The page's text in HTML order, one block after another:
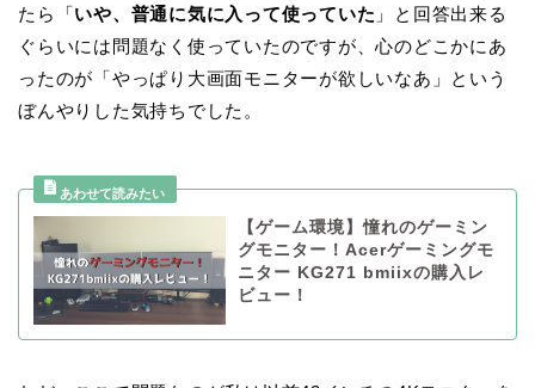
たら「いや、普通に気に入って使っていた 」と回答出来る
ぐらいには問題なく使っていたのですが、心のどこかにあ
ったのが「やっぱり大画面モニターが欲しいなあ」という
ぼんやりした気持ちでした。
【ゲーム環境】憧れのゲーミン
グモニター！Acerゲーミングモ
ニター KG271 bmiixの購入レ
ビュー！